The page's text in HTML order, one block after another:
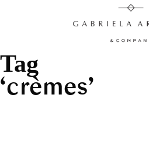
Tag
crèmes